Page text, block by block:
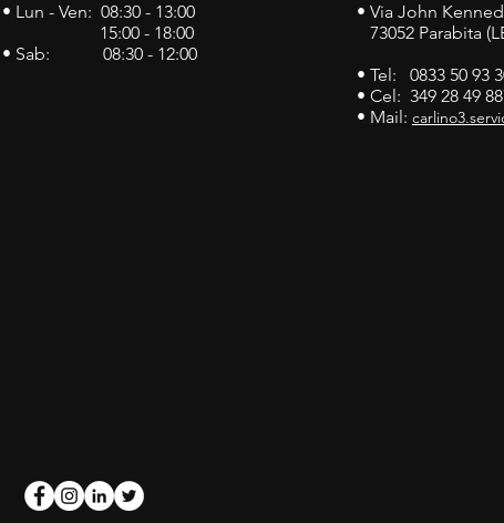
• Lun - Ven: 08:30 - 13:00
15:00 - 18:00
• Sab: 08:30 - 12:00
• Via John
73052 Parabita
• Tel: 0833 50 93
• Cel: 349 28 49
• Mail: